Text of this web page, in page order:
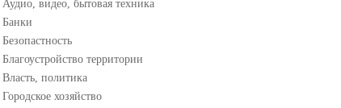
Аудио, видео, бытовая техника
Банки
Безопастность
Благоустройство территории
Власть, политика
Городское хозяйство